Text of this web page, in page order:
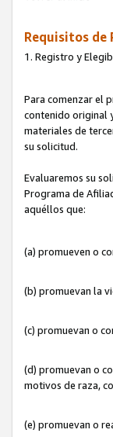
Requisitos de
1. Registro y
Para comenzar el
contenido original
materiales de
su solicitud.
Evaluaremos su
Programa de
aquéllos que:
(a) promueven o
(b) promuevan la
(c) promuevan o
(d) promuevan o
motivos de raza,
(e) promuevan o